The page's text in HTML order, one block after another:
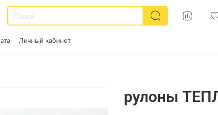
Личный кабинет
рулоны